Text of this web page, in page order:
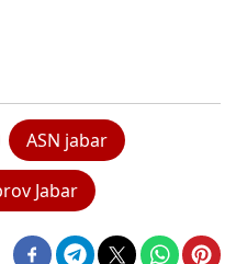
ASN jabar
Jabar